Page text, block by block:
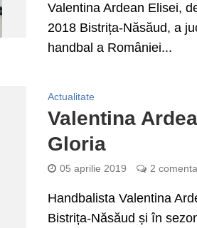
Valentina Ardean Elisei,
2018 Bistrița-Năsăud, a
handbal a României...
Actualitate
Valentina
Gloria
05 aprilie 2019 2
Handbalista Valentina
Bistrița-Năsăud și în